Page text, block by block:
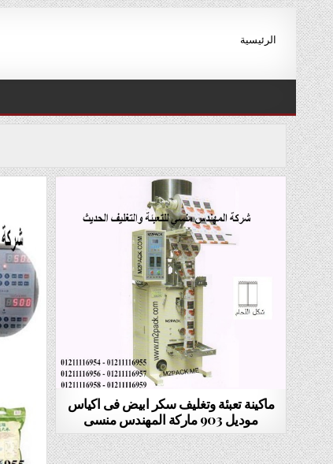
Skip
to
content
الرئيسية
ماكينة تعبئة وتغليف سكر ابيض فى اكياس
موديل 903 ماركة المهندس منسى